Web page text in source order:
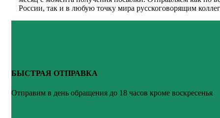
России, так и в любую точку мира русскоговорящим
БЫСТРАЯ ОТПРАВКА
Отправим в день обращения до 18 часов кроме воскресенья